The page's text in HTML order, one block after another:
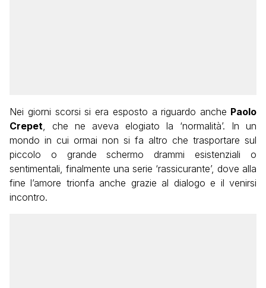
Nei giorni scorsi si era esposto a riguardo anche Paolo
Crepet, che ne aveva elogiato la ‘normalità’. In un
mondo in cui ormai non si fa altro che trasportare sul
piccolo o grande schermo drammi esistenziali o
sentimentali, finalmente una serie ‘rassicurante’, dove alla
fine l’amore trionfa anche grazie al dialogo e il venirsi
incontro.